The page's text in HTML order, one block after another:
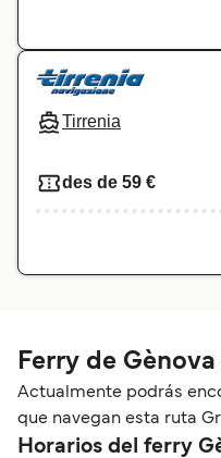
Tirrenia
des de 59 €
Ferry de
Actualmente podrás
que navegan esta ruta
Horarios del ferry